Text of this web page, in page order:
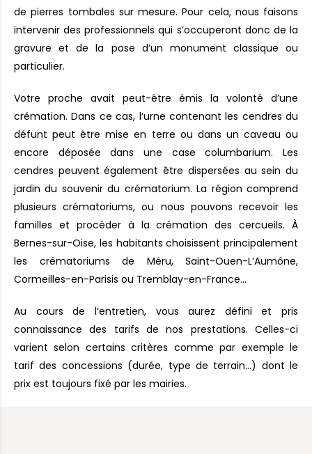
de pierres tombales sur mesure. Pour cela, nous faisons
intervenir des professionnels qui s’occuperont donc de la
gravure et de la pose d’un monument classique ou
particulier.
Votre proche avait peut-être émis la volonté d’une
crémation. Dans ce cas, l’urne contenant les cendres du
défunt peut être mise en terre ou dans un caveau ou
encore déposée dans une case columbarium. Les
cendres peuvent également être dispersées au sein du
jardin du souvenir du crématorium. La région comprend
plusieurs crématoriums, ou nous pouvons recevoir les
familles et procéder à la crémation des cercueils. À
Bernes-sur-Oise, les habitants choisissent principalement
les crématoriums de Méru, Saint-Ouen-L’Aumône,
Cormeilles-en-Parisis ou Tremblay-en-France…
Au cours de l’entretien, vous aurez défini et pris
connaissance des tarifs de nos prestations. Celles-ci
varient selon certains critères comme par exemple le
tarif des concessions (durée, type de terrain…) dont le
prix est toujours fixé par les mairies.